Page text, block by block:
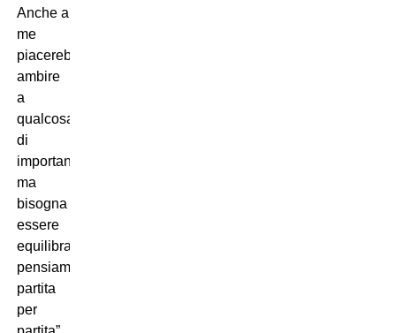
Anche a
me
piacerebbe
ambire
a
qualcosa
di
importante,
ma
bisogna
essere
equilibrati:
pensiamo
partita
per